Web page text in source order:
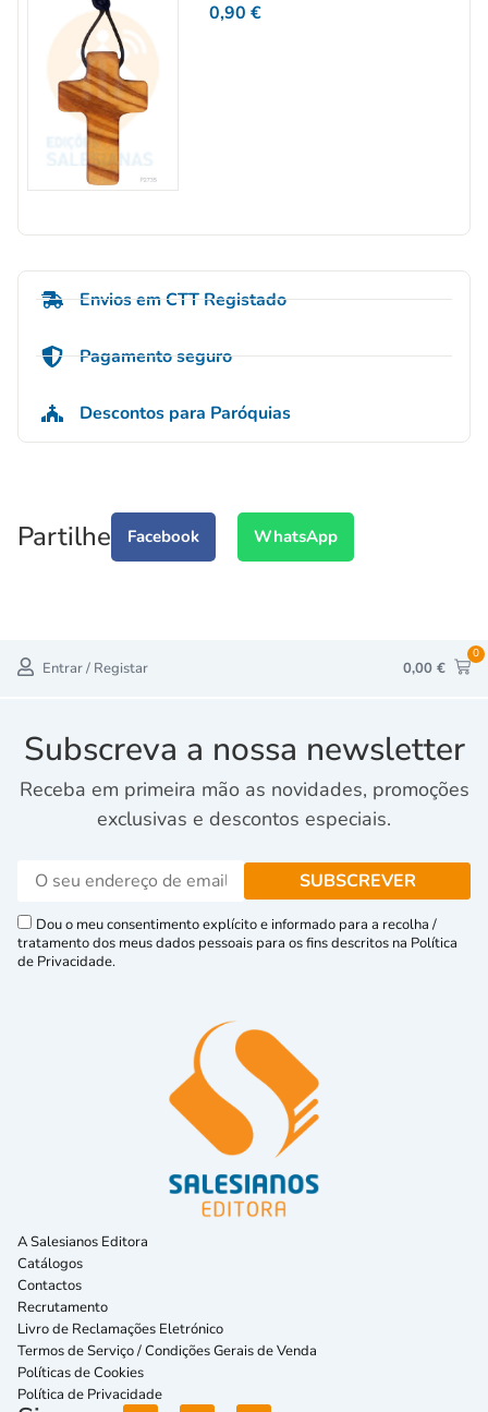
0,90€
Envios em CTT Registado
Pagamento seguro
Descontos para Paróquias
Partilhe Facebook WhatsApp
Entrar / Registar 0,00 €
0
Subscreva a nossa newsletter
Receba em primeira mão as novidades, promoções
exclusivas e descontos especiais.
Dou o meu consentimento explícito e informado para a recolha /
tratamento dos meus dados pessoais para os fins descritos na Política
de Privacidade.
A Salesianos Editora
Catálogos
Contactos
Recrutamento
Livro de Reclamações Eletrónico
Termos de Serviço / Condições Gerais de Venda
Políticas de Cookies
Política de Privacidade